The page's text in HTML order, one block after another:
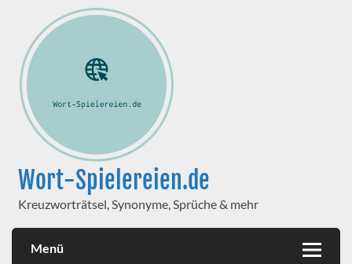
Wort-Spielereien.de
Kreuzworträtsel, Synonyme, Sprüche & mehr
Menü